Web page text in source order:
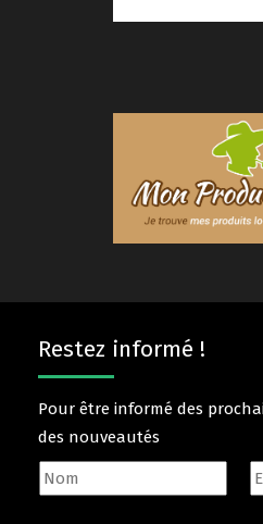
Restez informé !
Pour être informé des
des nouveautés